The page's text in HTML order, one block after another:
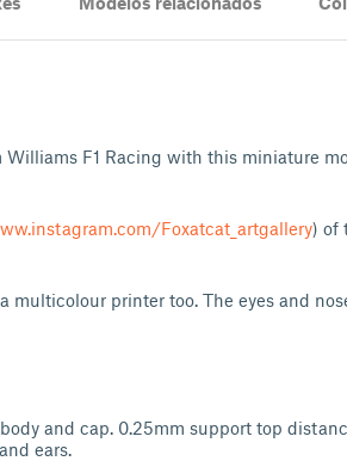
F1 Racing with this miniature
Foxatcat_artgallery) of
multicolour printer too. The eyes and
and cap. 0.25mm support top
ears.